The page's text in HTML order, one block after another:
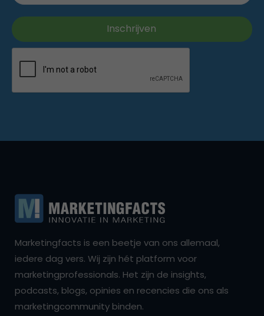
Marketingfacts is een beetje van ons allemaal,
iedere dag vers. Wij zijn hét platform voor
marketingprofessionals. Het zijn de insights,
podcasts, blogs, opinies en recencies die ons als
marketingcommunity binden.